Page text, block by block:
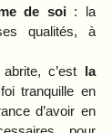
de soi : la
qualités, à
c’est la
tranquille en
d’avoir en